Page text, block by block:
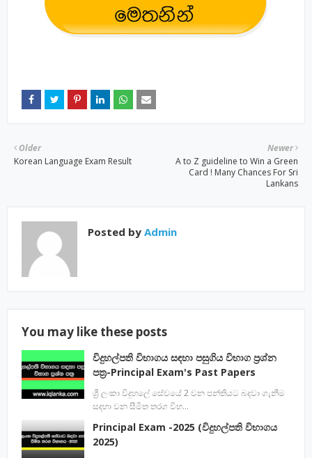
Newer
A to Z guideline to Win a Green
Card ! Many Chances For Sri
Lankans
Older
Korean Language Exam Result
Posted by Admin
You may like these posts
විදුහල්පති විභාගය සඳහා පසුගිය විභාග ප්‍රශ්න
පත්‍ර-Principal Exam's Past Papers
ශ්‍රී ලංකා විදුහලේ සේවයේ 2 වන පන්තියට බදවා ගැනීම
සදහා වන සීමිත තරග විභ…
Principal Exam -2025 (විදුහල්පති විභාගය
2025)